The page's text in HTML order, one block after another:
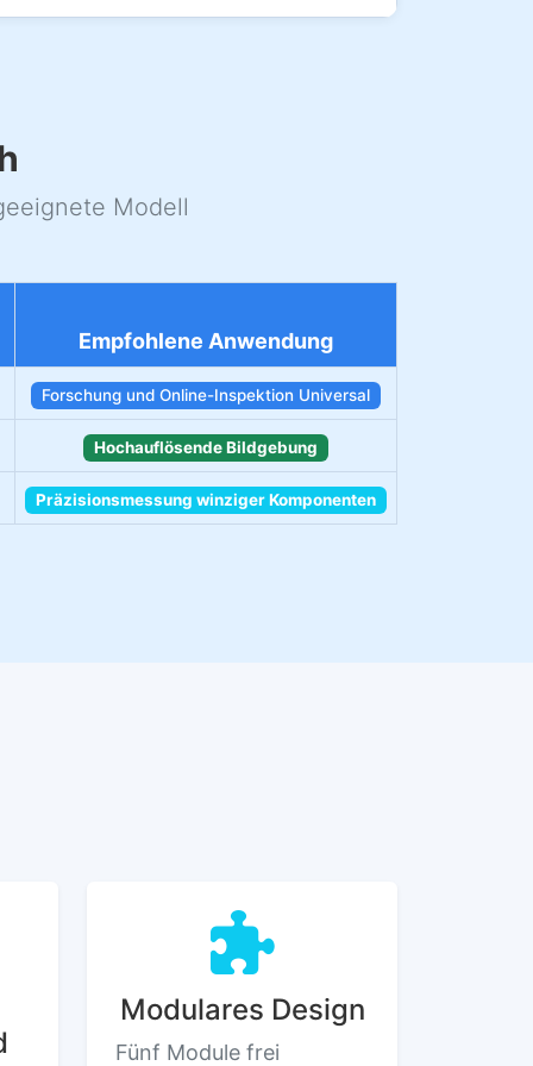
Modell
Empfohlene Anwendung
Forschung und Online-Inspektion Universal
Hochauflösende Bildgebung
Präzisionsmessung winziger Komponenten
Modulares Design
Fünf Module frei